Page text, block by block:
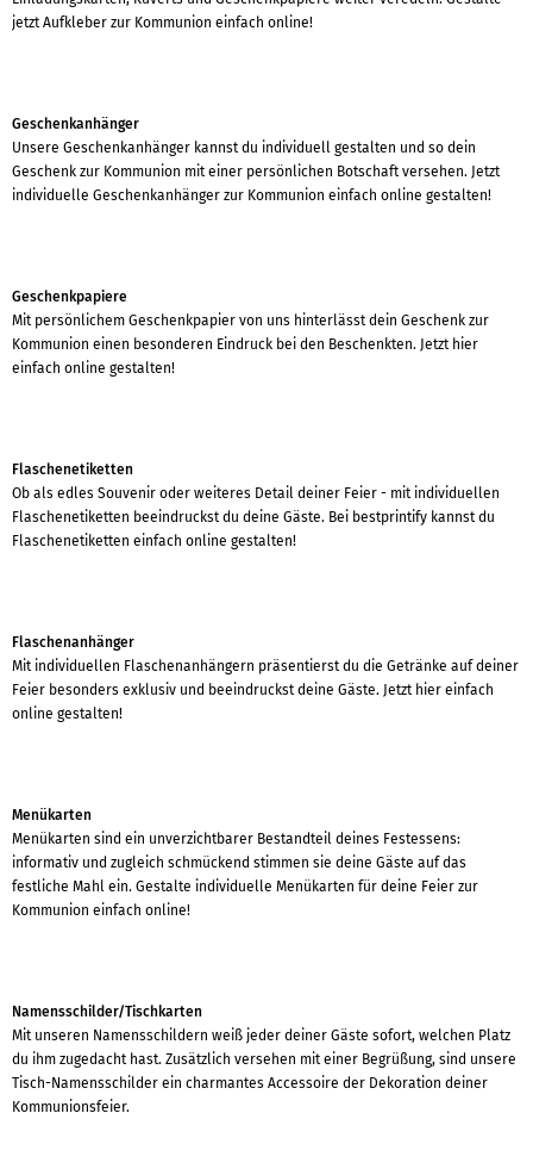
jetzt Aufkleber zur Kommunion einfach online!
Geschenkanhänger
Unsere Geschenkanhänger kannst du individuell gestalten und so dein
Geschenk zur Kommunion mit einer persönlichen Botschaft versehen. Jetzt
individuelle Geschenkanhänger zur Kommunion einfach online gestalten!
Geschenkpapiere
Mit persönlichem Geschenkpapier von uns hinterlässt dein Geschenk zur
Kommunion einen besonderen Eindruck bei den Beschenkten. Jetzt hier
einfach online gestalten!
Flaschenetiketten
Ob als edles Souvenir oder weiteres Detail deiner Feier - mit individuellen
Flaschenetiketten beeindruckst du deine Gäste. Bei bestprintify kannst du
Flaschenetiketten einfach online gestalten!
Flaschenanhänger
Mit individuellen Flaschenanhängern präsentierst du die Getränke auf deiner
Feier besonders exklusiv und beeindruckst deine Gäste. Jetzt hier einfach
online gestalten!
Menükarten
Menükarten sind ein unverzichtbarer Bestandteil deines Festessens:
informativ und zugleich schmückend stimmen sie deine Gäste auf das
festliche Mahl ein. Gestalte individuelle Menükarten für deine Feier zur
Kommunion einfach online!
Namensschilder/Tischkarten
Mit unseren Namensschildern weiß jeder deiner Gäste sofort, welchen Platz
du ihm zugedacht hast. Zusätzlich versehen mit einer Begrüßung, sind unsere
Tisch-Namensschilder ein charmantes Accessoire der Dekoration deiner
Kommunionsfeier.